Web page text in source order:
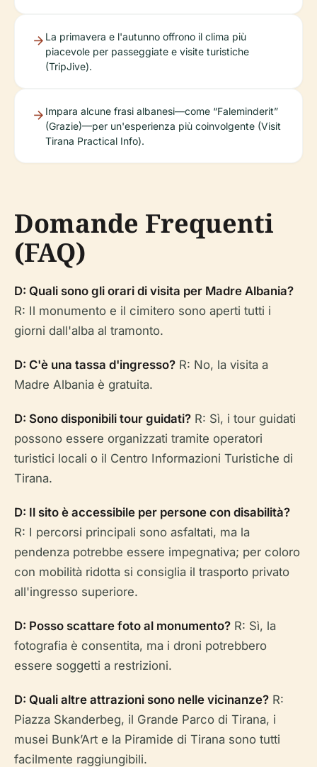
La primavera e l'autunno offrono il clima più
piacevole per passeggiate e visite turistiche
(TripJive).
Impara alcune frasi albanesi—come “Faleminderit”
(Grazie)—per un'esperienza più coinvolgente (Visit
Tirana Practical Info).
Domande Frequenti
(FAQ)
D: Quali sono gli orari di visita per Madre Albania?
R: Il monumento e il cimitero sono aperti tutti i
giorni dall'alba al tramonto.
D: C'è una tassa d'ingresso? R: No, la visita a
Madre Albania è gratuita.
D: Sono disponibili tour guidati? R: Sì, i tour guidati
possono essere organizzati tramite operatori
turistici locali o il Centro Informazioni Turistiche di
Tirana.
D: Il sito è accessibile per persone con disabilità?
R: I percorsi principali sono asfaltati, ma la
pendenza potrebbe essere impegnativa; per coloro
con mobilità ridotta si consiglia il trasporto privato
all'ingresso superiore.
D: Posso scattare foto al monumento? R: Sì, la
fotografia è consentita, ma i droni potrebbero
essere soggetti a restrizioni.
D: Quali altre attrazioni sono nelle vicinanze? R:
Piazza Skanderbeg, il Grande Parco di Tirana, i
musei Bunk’Art e la Piramide di Tirana sono tutti
facilmente raggiungibili.